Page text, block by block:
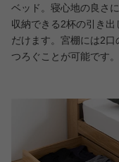
ベッド。寝心地の良さ
収納できる2杯の引き
だけます。宮棚には2口
つろぐことが可能です。